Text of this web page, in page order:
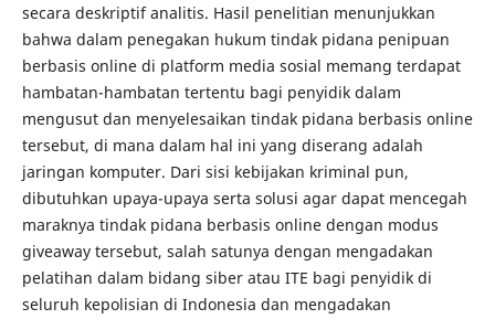
secara deskriptif analitis. Hasil penelitian menunjukkan
bahwa dalam penegakan hukum tindak pidana penipuan
berbasis online di platform media sosial memang terdapat
hambatan-hambatan tertentu bagi penyidik dalam
mengusut dan menyelesaikan tindak pidana berbasis online
tersebut, di mana dalam hal ini yang diserang adalah
jaringan komputer. Dari sisi kebijakan kriminal pun,
dibutuhkan upaya-upaya serta solusi agar dapat mencegah
maraknya tindak pidana berbasis online dengan modus
giveaway tersebut, salah satunya dengan mengadakan
pelatihan dalam bidang siber atau ITE bagi penyidik di
seluruh kepolisian di Indonesia dan mengadakan